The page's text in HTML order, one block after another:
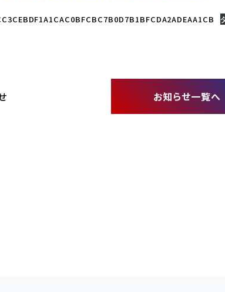
お知らせ一覧へ